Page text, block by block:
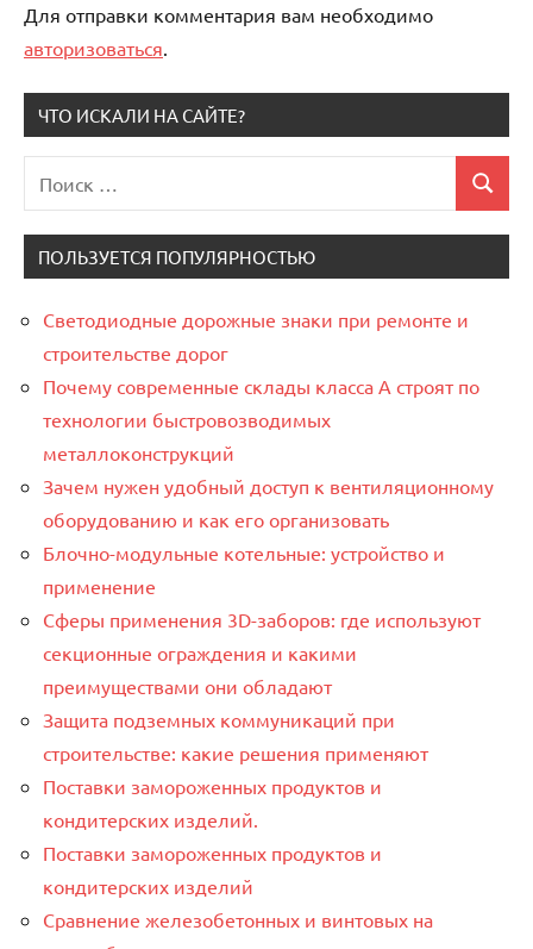
Для отправки комментария вам необходимо
авторизоваться
ЧТО ИСКАЛИ НА САЙТЕ?
для:
Поиск
ПОЛЬЗУЕТСЯ ПОПУЛЯРНОСТЬЮ
Светодиодные дорожные знаки при ремонте и
строительстве дорог
Почему современные склады класса А строят по
технологии быстровозводимых
металлоконструкций
Зачем нужен удобный доступ к вентиляционному
оборудованию и как его организовать
Блочно-модульные котельные: устройство и
применение
Сферы применения 3D-заборов: где используют
секционные ограждения и какими
преимуществами они обладают
Защита подземных коммуникаций при
строительстве: какие решения применяют
Поставки замороженных продуктов и
кондитерских изделий.
Поставки замороженных продуктов и
кондитерских изделий
Сравнение железобетонных и винтовых на